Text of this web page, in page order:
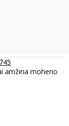
amžina moherio